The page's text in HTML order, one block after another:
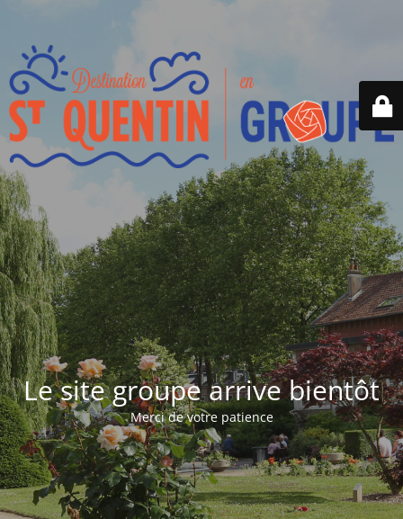
Le site groupe arrive bientôt
Merci de votre patience